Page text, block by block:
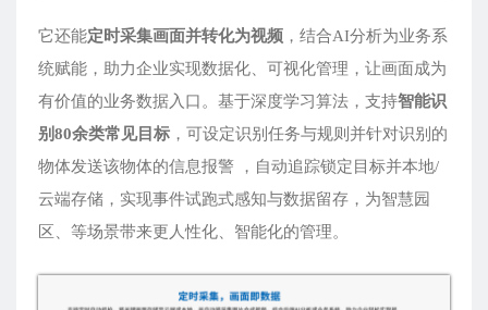
它还能定时采集画面并转化为视频 ，结合AI分析为业务系
统赋能，助力企业实现数据化、可视化管理，让画面成为
有价值的业务数据入口。基于深度学习算法，支持智能识
别80余类常见目标 ，可设定识别任务与规则并针对识别的
物体发送该物体的信息报警 ，自动追踪锁定目标并本地/
云端存储，实现事件试跑式感知与数据留存，为智慧园
区、等场景带来更人性化、智能化的管理。